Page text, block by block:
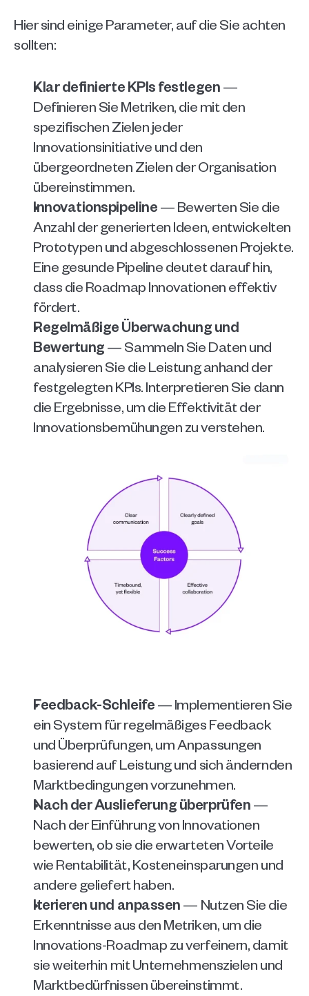
Hier sind einige Parameter, auf die Sie achten
sollten:
Klar definierte KPIs festlegen —
Definieren Sie Metriken, die mit den
spezifischen Zielen jeder
Innovationsinitiative und den
übergeordneten Zielen der Organisation
übereinstimmen.
Innovationspipeline — Bewerten Sie die
Anzahl der generierten Ideen, entwickelten
Prototypen und abgeschlossenen Projekte.
Eine gesunde Pipeline deutet darauf hin,
dass die Roadmap Innovationen effektiv
fördert.
Regelmäßige Überwachung und
Bewertung — Sammeln Sie Daten und
analysieren Sie die Leistung anhand der
festgelegten KPIs. Interpretieren Sie dann
die Ergebnisse, um die Effektivität der
Innovationsbemühungen zu verstehen.
Feedback-Schleife — Implementieren Sie
ein System für regelmäßiges Feedback
und Überprüfungen, um Anpassungen
basierend auf Leistung und sich ändernden
Marktbedingungen vorzunehmen.
Nach der Auslieferung überprüfen —
Nach der Einführung von Innovationen
bewerten, ob sie die erwarteten Vorteile
wie Rentabilität, Kosteneinsparungen und
andere geliefert haben.
Iterieren und anpassen — Nutzen Sie die
Erkenntnisse aus den Metriken, um die
Innovations-Roadmap zu verfeinern, damit
sie weiterhin mit Unternehmenszielen und
Marktbedürfnissen übereinstimmt.